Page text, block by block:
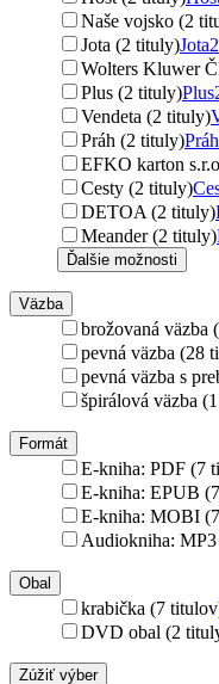
Naše vojsko (2
Jota (2 tituly)Jota2
Wolters Kluwer
Plus (2 tituly)Plus
Vendeta (2 tituly)
Práh (2 tituly)Práh
EFKO karton
Cesty (2 tituly)
DETOA (2 tituly)
Meander (2 tituly)
Ďalšie možnosti
Väzba
brožovaná väzba
pevná väzba (28
pevná väzba s
špirálová väzba
Formát
E-kniha: PDF (7
E-kniha: EPUB
E-kniha: MOBI
Audiokniha:
Obal
krabička (7
DVD obal (2
Zúžiť výber